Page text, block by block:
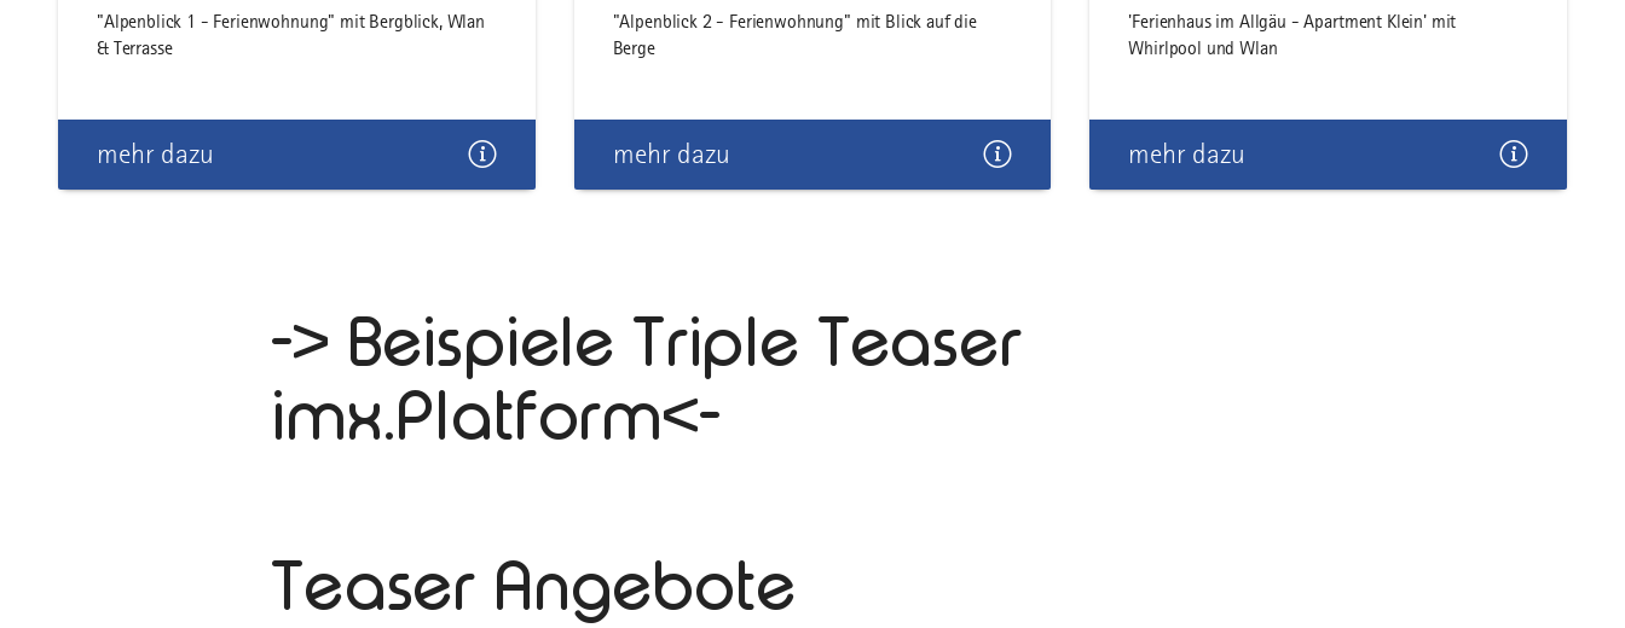
"Alpenblick 1 - Ferienwohnung" mit Bergblick, Wlan
& Terrasse
mehr dazu
"Alpenblick 2 - Ferienwohnung" mit Blick auf die
Berge
mehr dazu
'Ferienhaus im Allgäu - Apartment Klein' mit
Whirlpool und Wlan
mehr dazu
-> Beispiele Triple Teaser
imx.Platform<-
Teaser Angebote